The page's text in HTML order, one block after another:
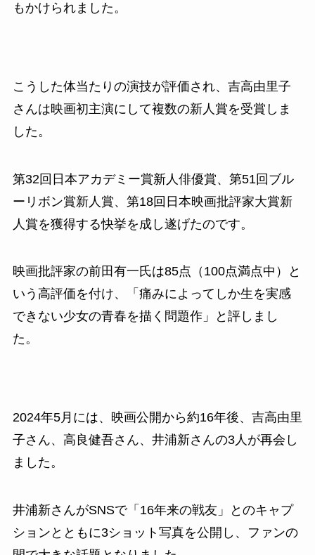
もかけられました。
こうした体当たりの演技が評価され、吉高由里子
さんは映画初主演にして複数の新人賞を受賞しま
した。
第32回日本アカデミー賞新人俳優賞、第51回ブル
ーリボン賞新人賞、第18回日本映画批評家大賞新
人賞を獲得する快挙を成し遂げたのです。
映画批評家の前田有一氏は85点（100点満点中）と
いう高評価を付け、「痛みによってしか生を実感
できない少女の青春を描く問題作」と評しまし
た。
2024年5月には、映画公開から約16年後、吉高由里
子さん、高良健吾さん、井浦新さんの3人が再会し
ました。
井浦新さんがSNSで「16年来の戦友」とのキャプ
ションとともに3ショット写真を公開し、ファンの